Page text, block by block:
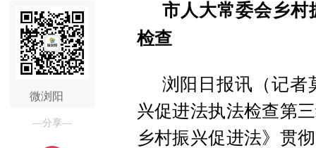
微浏阳
—分享—
市人大常委会乡村
检查
浏阳日报讯（记者
兴促进法执法检查第
乡村振兴促进法》贯